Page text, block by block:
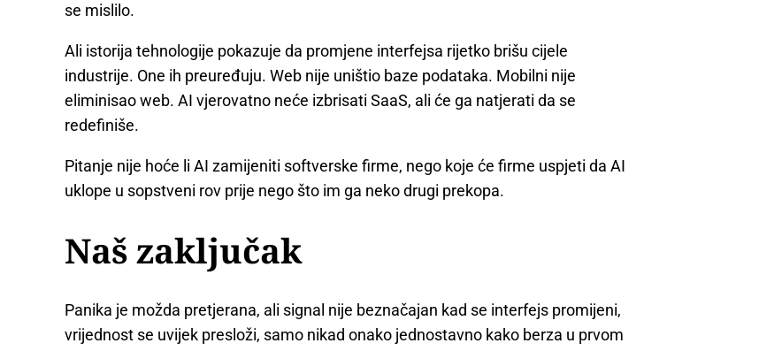
se mislilo.
Ali istorija tehnologije pokazuje da promjene interfejsa rijetko brišu cijele
industrije. One ih preuređuju. Web nije uništio baze podataka. Mobilni nije
eliminisao web. AI vjerovatno neće izbrisati SaaS, ali će ga natjerati da se
redefiniše.
Pitanje nije hoće li AI zamijeniti softverske firme, nego koje će firme uspjeti da AI
uklope u sopstveni rov prije nego što im ga neko drugi prekopа.
Naš zaključak
Panika je možda pretjerana, ali signal nije beznačajan kad se interfejs promijeni,
vrijednost se uvijek presloži, samo nikad onako jednostavno kako berza u prvom